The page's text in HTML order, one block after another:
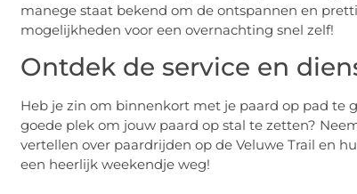
manege staat bekend om de ontspannen en
mogelijkheden voor een overnachting snel zelf!
Ontdek de service en
Heb je zin om binnenkort met je paard op pad te
goede plek om jouw paard op stal te zetten?
vertellen over paardrijden op de Veluwe Trail en
een heerlijk weekendje weg!